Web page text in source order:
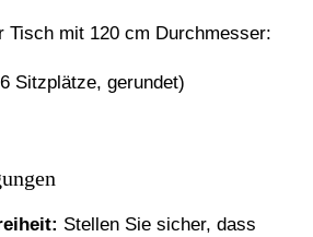
Tisch mit 120 cm Durchmesser:
Sitzplätze, gerundet)
Stellen Sie sicher, dass